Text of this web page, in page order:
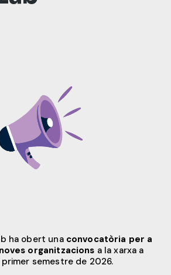
ha obert una convocatòria per a
organitzacions a la xarxa a
semestre de 2026.